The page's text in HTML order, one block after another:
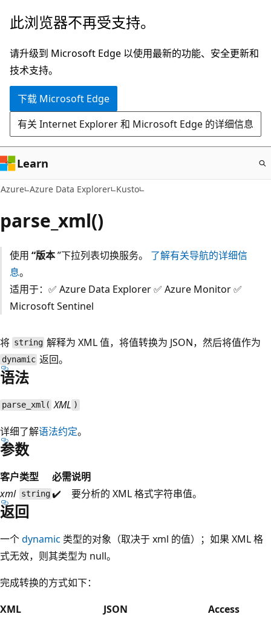
跳
主
要
内
此浏览器不再受支持。
请升级到 Microsoft Edge 以使用最新的功能、安全更新和
技术支持。
下载 Microsoft Edge
有关 Internet Explorer 和 Microsoft Edge 的详细信息
Learn
Azure Azure Data Explorer Kusto
parse_xml()
使用 “版本”下拉列表切换服务。 了解有关导航的详细信
息。
适用于：✅ Azure Data Explorer ✅ Azure Monitor ✅
Microsoft Sentinel
将 string 解释为 XML 值，将值转换为 JSON，然后将值作为
dynamic 返回。
语法
parse_xml( XML )
详细了解语法约定。
参数
客户类型 必需说明
xml
string ✔️ 要分析的 XML 格式字符串值。
返回
一个dynamic 类型的对象（取决于 xml 的值）；如果 XML 格
式无效，则其类型为 null。
完成转换的方式如下：
XML
JSON Access